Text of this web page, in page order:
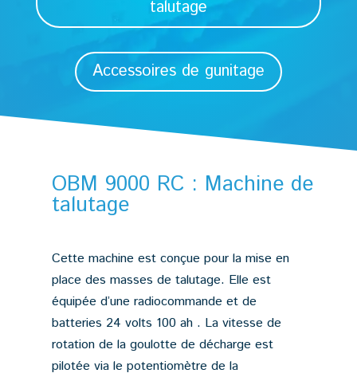
talutage
Accessoires de gunitage
OBM 9000 RC : Machine de
talutage
Cette machine est conçue pour la mise en
place des masses de talutage. Elle est
équipée d’une radiocommande et de
batteries 24 volts 100 ah . La vitesse de
rotation de la goulotte de décharge est
pilotée via le potentiomètre de la